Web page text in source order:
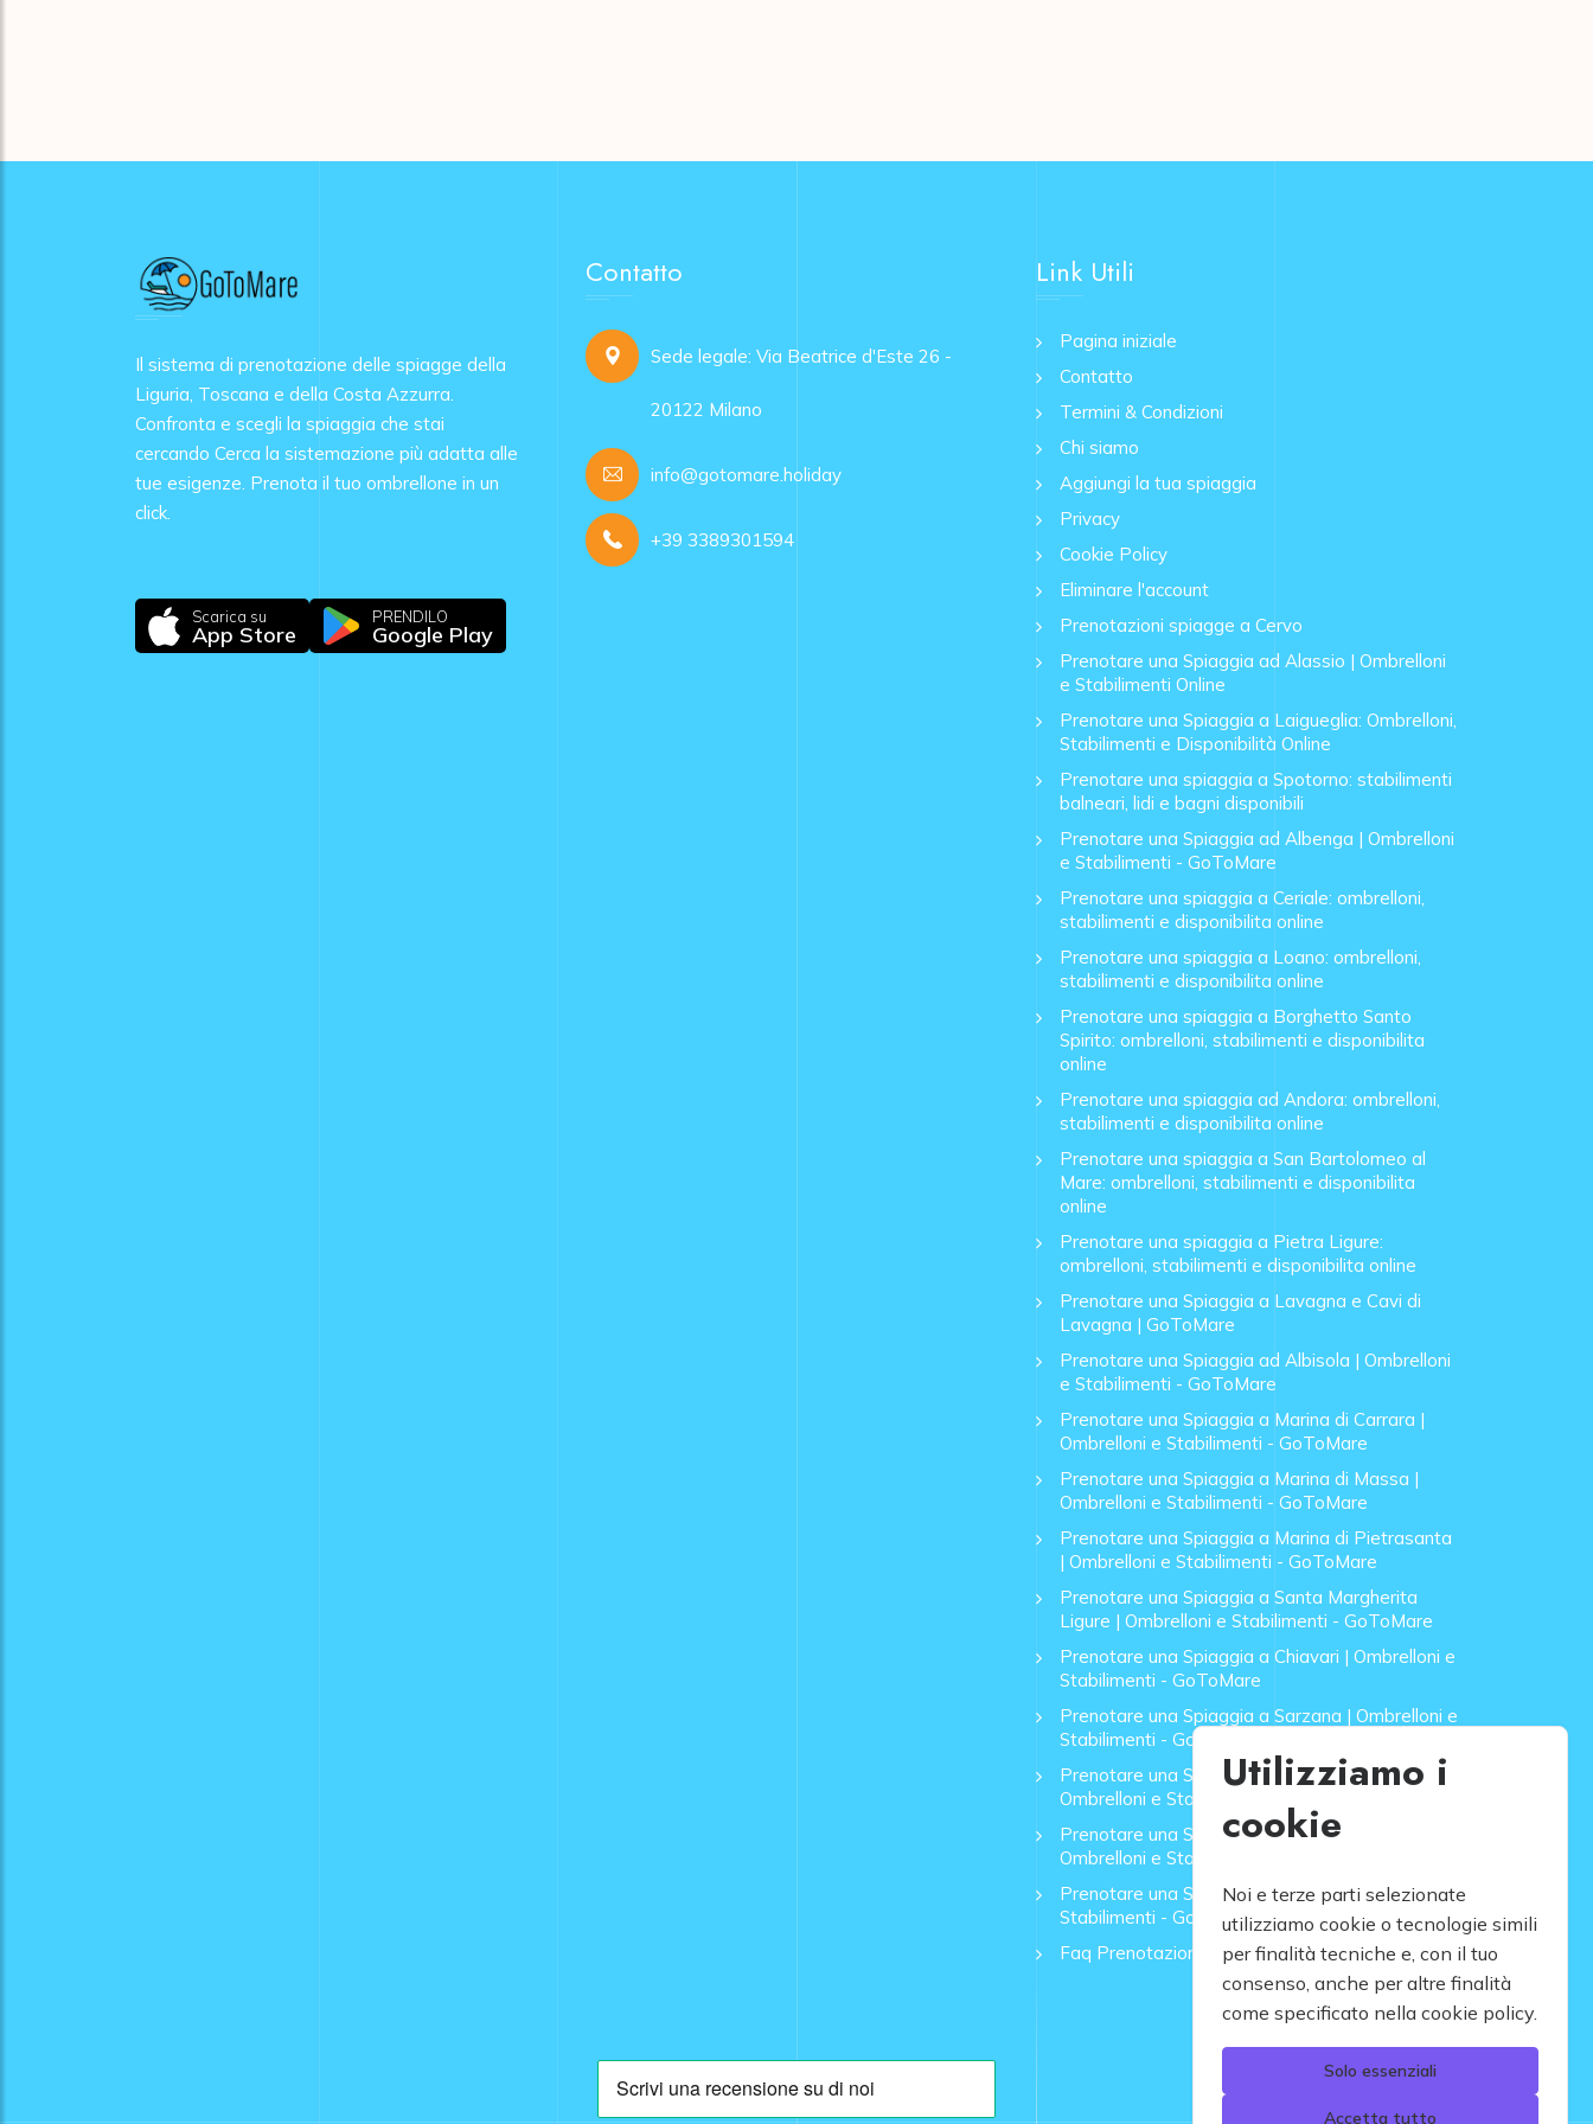
Il sistema di prenotazione delle spiagge della
Liguria, Toscana e della Costa Azzurra.
Confronta e scegli la spiaggia che stai
cercando Cerca la sistemazione più adatta alle
tue esigenze. Prenota il tuo ombrellone in un
click.
Scarica su
App Store
PRENDILO
Google Play
Contatto
Sede legale: Via Beatrice d'Este 26 -
20122 Milano
info@gotomare.holiday
+39 3389301594
Link Utili
Pagina iniziale
Contatto
Termini & Condizioni
Chi siamo
Aggiungi la tua spiaggia
Privacy
Cookie Policy
Eliminare l'account
Prenotazioni spiagge a Cervo
Prenotare una Spiaggia ad Alassio | Ombrelloni
e Stabilimenti Online
Prenotare una Spiaggia a Laigueglia: Ombrelloni,
Stabilimenti e Disponibilità Online
Prenotare una spiaggia a Spotorno: stabilimenti
balneari, lidi e bagni disponibili
Prenotare una Spiaggia ad Albenga | Ombrelloni
e Stabilimenti - GoToMare
Prenotare una spiaggia a Ceriale: ombrelloni,
stabilimenti e disponibilita online
Prenotare una spiaggia a Loano: ombrelloni,
stabilimenti e disponibilita online
Prenotare una spiaggia a Borghetto Santo
Spirito: ombrelloni, stabilimenti e disponibilita
online
Prenotare una spiaggia ad Andora: ombrelloni,
stabilimenti e disponibilita online
Prenotare una spiaggia a San Bartolomeo al
Mare: ombrelloni, stabilimenti e disponibilita
online
Prenotare una spiaggia a Pietra Ligure:
ombrelloni, stabilimenti e disponibilita online
Prenotare una Spiaggia a Lavagna e Cavi di
Lavagna | GoToMare
Prenotare una Spiaggia ad Albisola | Ombrelloni
e Stabilimenti - GoToMare
Prenotare una Spiaggia a Marina di Carrara |
Ombrelloni e Stabilimenti - GoToMare
Prenotare una Spiaggia a Marina di Massa |
Ombrelloni e Stabilimenti - GoToMare
Prenotare una Spiaggia a Marina di Pietrasanta
| Ombrelloni e Stabilimenti - GoToMare
Prenotare una Spiaggia a Santa Margherita
Ligure | Ombrelloni e Stabilimenti - GoToMare
Prenotare una Spiaggia a Chiavari | Ombrelloni e
Stabilimenti - GoToMare
Prenotare una Spiaggia a Sarzana | Ombrelloni e
Stabilimenti - GoToMare
Prenotare una Spiaggia a Forte dei Marmi |
Ombrelloni e Stabilimenti - GoToMare
Prenotare una Spiaggia a Lido di Camaiore |
Ombrelloni e Stabilimenti - GoToMare
Prenotare una Spiaggia a Rapallo | Ombrelloni e
Stabilimenti - GoToMare
Faq Prenotazione Spiagge
Utilizziamo i
cookie
Noi e terze parti selezionate
utilizziamo cookie o tecnologie simili
per finalità tecniche e, con il tuo
consenso, anche per altre finalità
come specificato nella cookie policy.
Solo essenziali
Accetta tutto